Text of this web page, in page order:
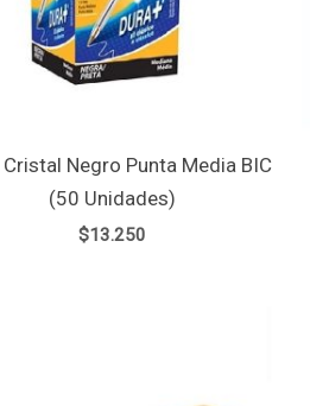
Negro Punta Media BIC
(50 Unidades)
$13.250